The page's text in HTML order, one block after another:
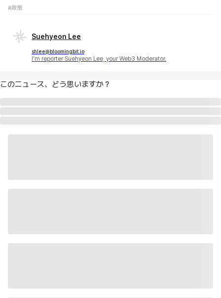
#政策
Suehyeon Lee
shlee@bloomingbit.io
I'm reporter Suehyeon Lee, your Web3 Moderator.
このニュース、どう思いますか？